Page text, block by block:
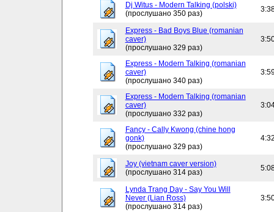
Dj Witus - Modern Talking (polski)
(прослушано 350 раз)
Express - Bad Boys Blue (romanian
caver)
(прослушано 329 раз)
Express - Modern Talking (romanian
caver)
(прослушано 340 раз)
Express - Modern Talking (romanian
caver)
(прослушано 332 раз)
Fancy - Cally Kwong (chine hong
gonk)
(прослушано 329 раз)
Joy (vietnam caver version)
(прослушано 314 раз)
Lynda Trang Day - Say You Will
Never (Lian Ross)
(прослушано 314 раз)